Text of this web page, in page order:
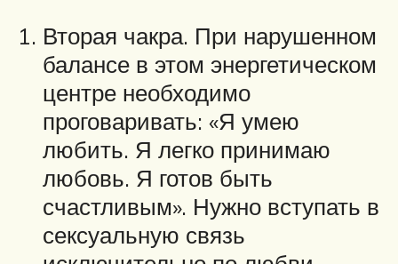
Вторая чакра. При нарушенном
балансе в этом энергетическом
центре необходимо
проговаривать: «Я умею
любить. Я легко принимаю
любовь. Я готов быть
счастливым». Нужно вступать в
сексуальную связь